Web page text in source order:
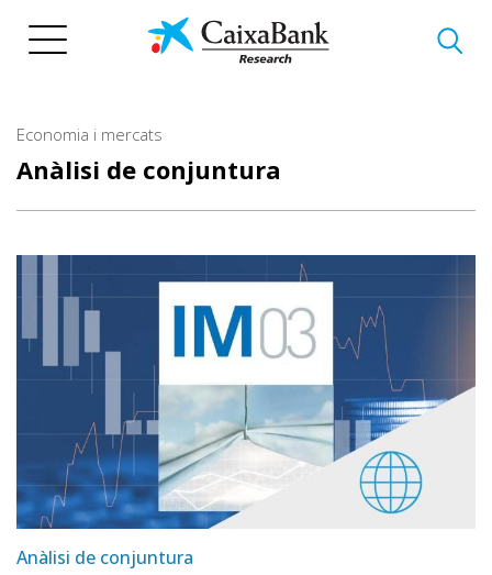
Economia i mercats
Anàlisi de conjuntura
Anàlisi de conjuntura